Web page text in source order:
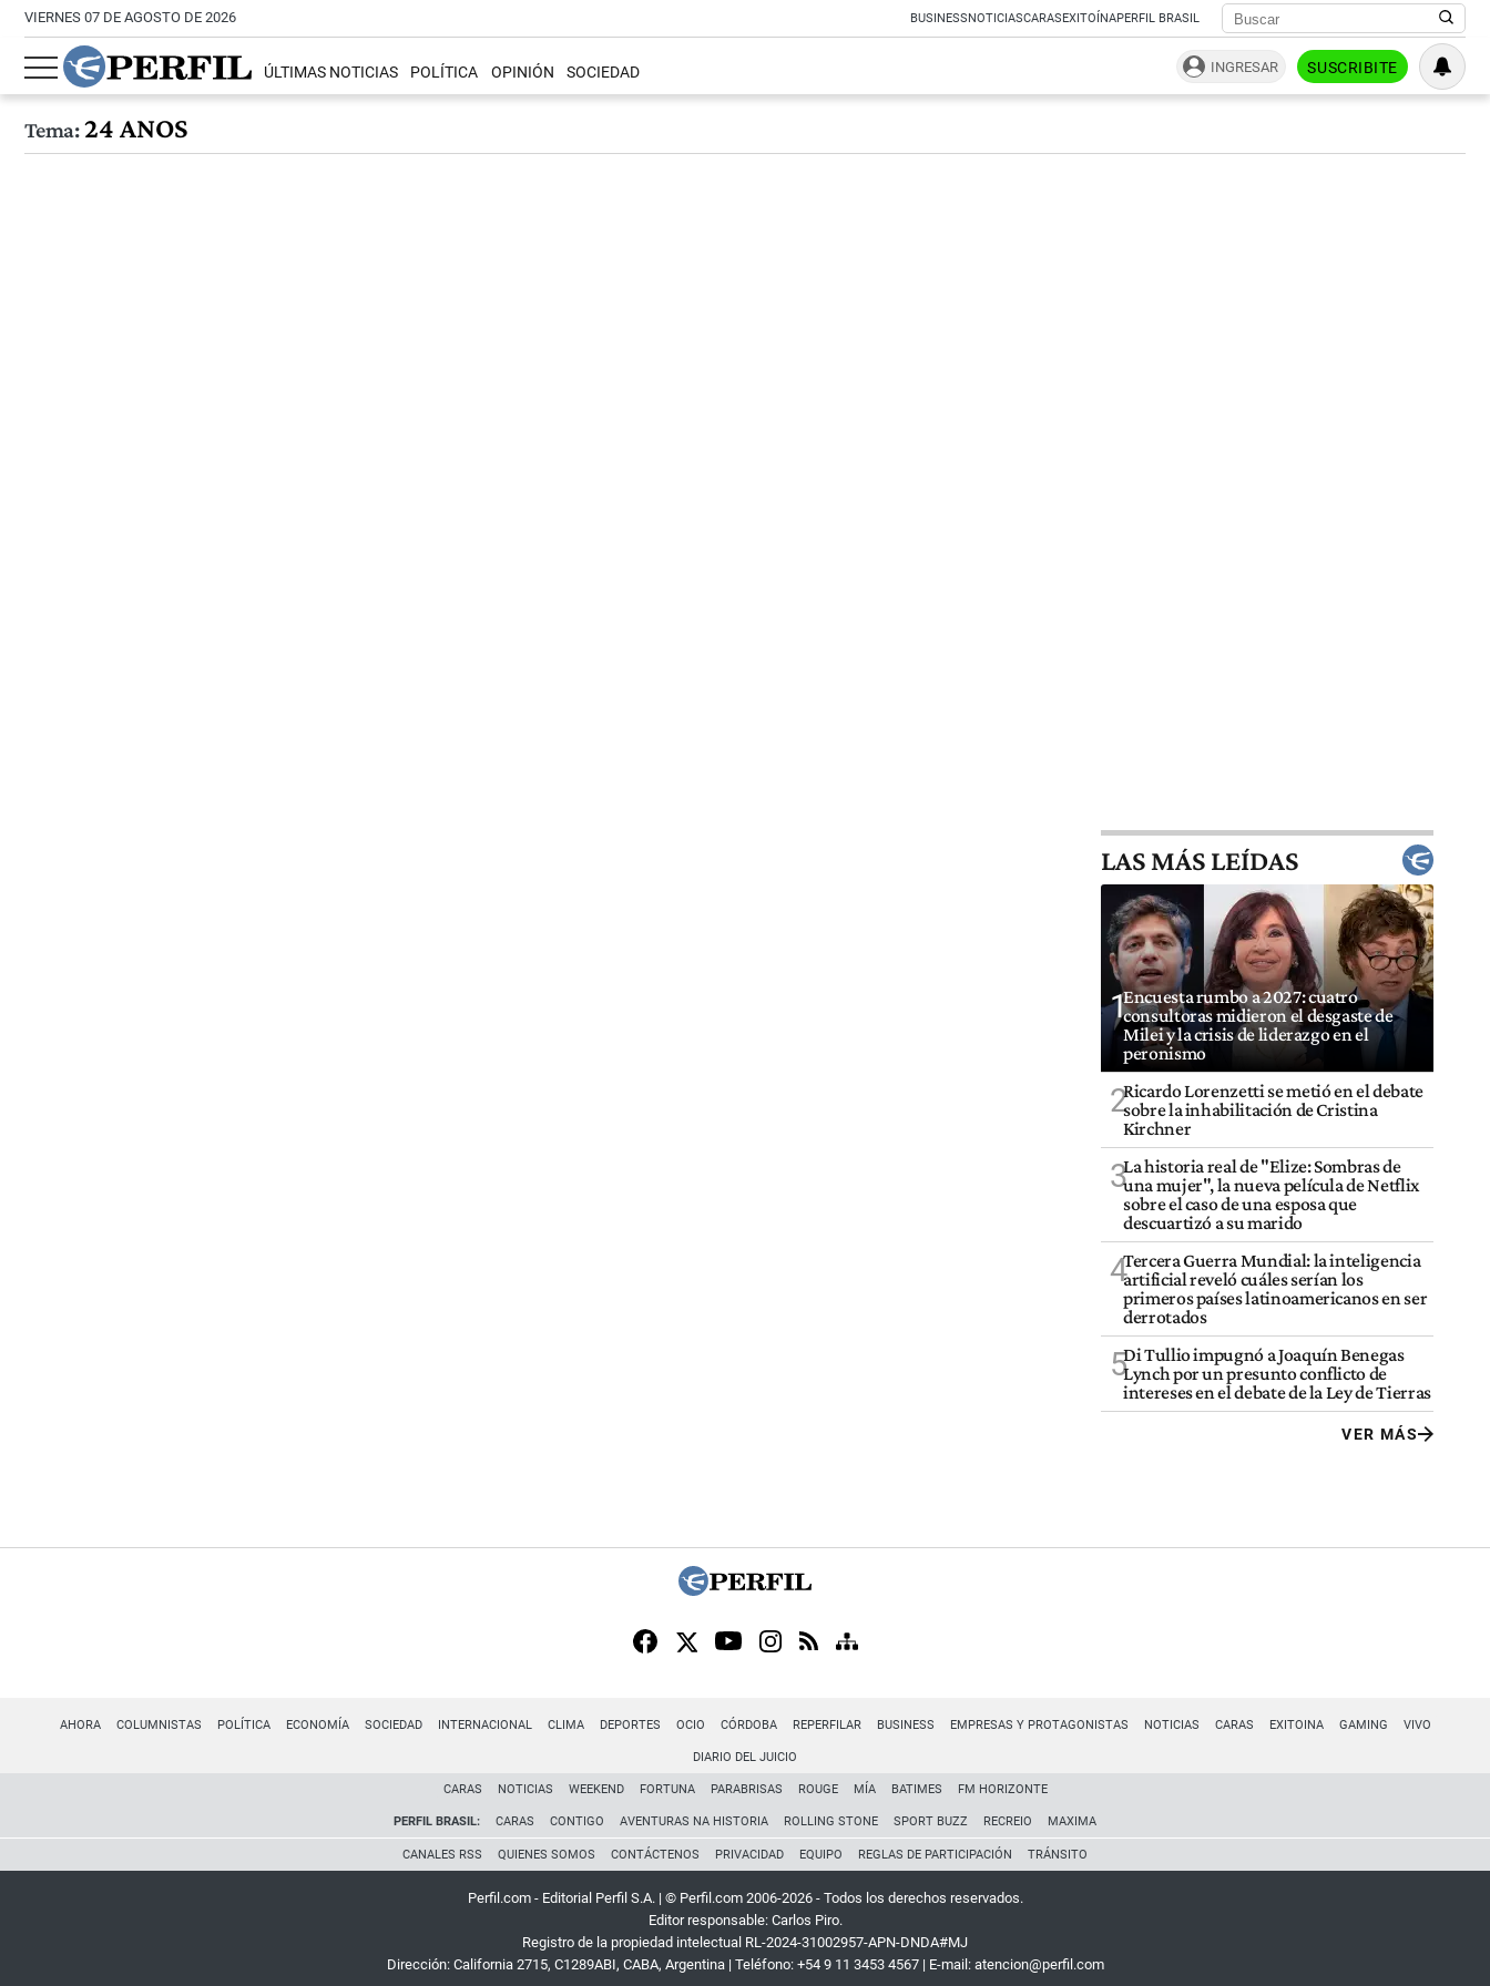
VIERNES 07 DE AGOSTO DE 2026 BUSINESSNOTICIASCARASEXITOÍNAPERFIL BRASIL
ÚLTIMAS NOTICIAS POLÍTICA OPINIÓN SOCIEDAD INGRESAR SUSCRIBITE
Tema:24 ANOS
LAS MÁS LEÍDAS
1Encuesta rumbo a 2027: cuatro
consultoras midieron el desgaste de
Milei y la crisis de liderazgo en el
peronismo
2Ricardo Lorenzetti se metió en el debate
sobre la inhabilitación de Cristina
Kirchner
3La historia real de "Elize: Sombras de
una mujer", la nueva película de Netflix
sobre el caso de una esposa que
descuartizó a su marido
4Tercera Guerra Mundial: la inteligencia
artificial reveló cuáles serían los
primeros países latinoamericanos en ser
derrotados
5Di Tullio impugnó a Joaquín Benegas
Lynch por un presunto conflicto de
intereses en el debate de la Ley de Tierras
VER MÁS
AHORA COLUMNISTAS POLÍTICA ECONOMÍA SOCIEDAD INTERNACIONAL CLIMA DEPORTES OCIO CÓRDOBA REPERFILAR BUSINESS EMPRESAS Y PROTAGONISTAS NOTICIAS CARAS EXITOINA GAMING VIVO
DIARIO DEL JUICIO
CARAS NOTICIAS WEEKEND FORTUNA PARABRISAS ROUGE MÍA BATIMES FM HORIZONTE
PERFIL BRASIL: CARAS CONTIGO AVENTURAS NA HISTORIA ROLLING STONE SPORT BUZZ RECREIO MAXIMA
CANALES RSS QUIENES SOMOS CONTÁCTENOS PRIVACIDAD EQUIPO REGLAS DE PARTICIPACIÓN TRÁNSITO
Perfil.com - Editorial Perfil S.A. | © Perfil.com 2006-2026 - Todos los derechos reservados.
Editor responsable: Carlos Piro.
Registro de la propiedad intelectual RL-2024-31002957-APN-DNDA#MJ
Dirección: California 2715, C1289ABI, CABA, Argentina| Teléfono: +54 9 11 3453 4567| E-mail: atencion@perfil.com